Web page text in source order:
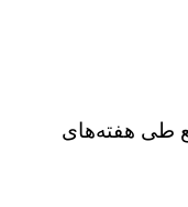
طی هفته‌های